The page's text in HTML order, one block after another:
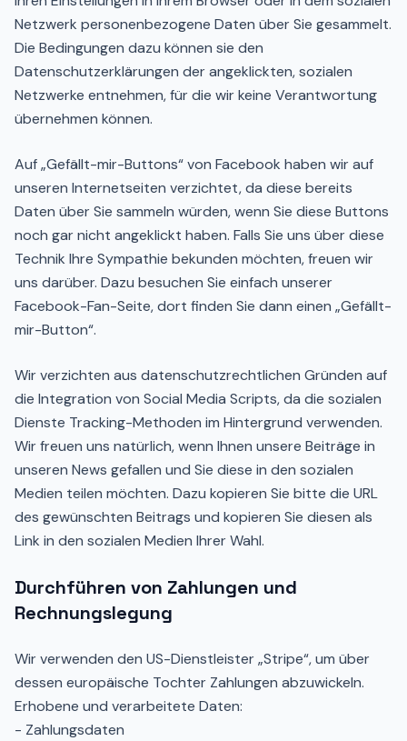
Netzwerk personenbezogene Daten über Sie gesammelt.
Die Bedingungen dazu können sie den
Datenschutzerklärungen der angeklickten, sozialen
Netzwerke entnehmen, für die wir keine Verantwortung
übernehmen können.
Auf „Gefällt-mir-Buttons“ von Facebook haben wir auf
unseren Internetseiten verzichtet, da diese bereits
Daten über Sie sammeln würden, wenn Sie diese Buttons
noch gar nicht angeklickt haben. Falls Sie uns über diese
Technik Ihre Sympathie bekunden möchten, freuen wir
uns darüber. Dazu besuchen Sie einfach unserer
Facebook-Fan-Seite, dort finden Sie dann einen „Gefällt-
mir-Button“.
Wir verzichten aus datenschutzrechtlichen Gründen auf
die Integration von Social Media Scripts, da die sozialen
Dienste Tracking-Methoden im Hintergrund verwenden.
Wir freuen uns natürlich, wenn Ihnen unsere Beiträge in
unseren News gefallen und Sie diese in den sozialen
Medien teilen möchten. Dazu kopieren Sie bitte die URL
des gewünschten Beitrags und kopieren Sie diesen als
Link in den sozialen Medien Ihrer Wahl.
Durchführen von Zahlungen und
Rechnungslegung
Wir verwenden den US-Dienstleister „Stripe“, um über
dessen europäische Tochter Zahlungen abzuwickeln.
Erhobene und verarbeitete Daten:
- Zahlungsdaten